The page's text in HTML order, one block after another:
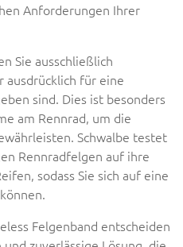
Anforderungen Ihrer
Sie ausschließlich
ausdrücklich für eine
sind. Dies ist besonders
am Rennrad, um die
Schwalbe testet
Rennradfelgen auf ihre
sodass Sie sich auf eine
Felgenband entscheiden